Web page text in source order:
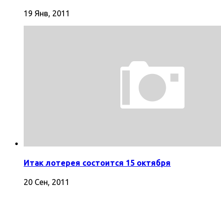
19 Янв, 2011
Итак лотерея состоится 15 октября
20 Сен, 2011